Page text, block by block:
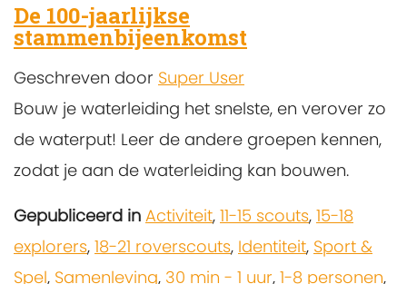
De 100-jaarlijkse
stammenbijeenkomst
Geschreven door Super User
Bouw je waterleiding het snelste, en verover zo
de waterput! Leer de andere groepen kennen,
zodat je aan de waterleiding kan bouwen.
Gepubliceerd in Activiteit, 11-15 scouts, 15-18
explorers, 18-21 roverscouts, Identiteit, Sport &
Spel, Samenleving, 30 min - 1 uur, 1-8 personen,